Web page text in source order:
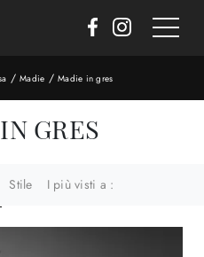
/Madie /Madie in gres
GRES
Stile I più visti a :